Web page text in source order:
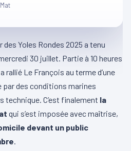
Yoles Rondes 2025 a tenu
30 juillet. Partie à 10 heures
rallié Le François au terme d’une
par des conditions marines
technique. C’est finalement la
qui s’est imposée avec maîtrise,
devant un public
.